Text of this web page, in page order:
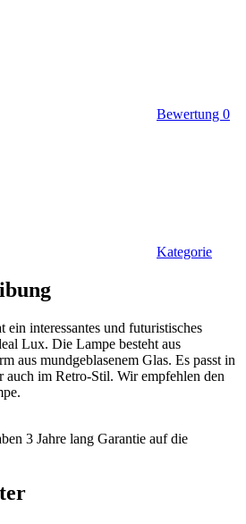
Bewertung 0
Kategorie
interessantes und futuristisches
Lux. Die Lampe besteht aus
aus mundgeblasenem Glas. Es passt in
auch im Retro-Stil. Wir empfehlen den
3 Jahre lang Garantie auf die